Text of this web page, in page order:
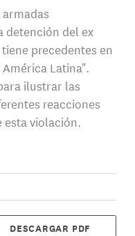
detención del ex
precedentes en
Latina".
ilustrar las
reacciones
esta violación.
DESCARGAR PDF